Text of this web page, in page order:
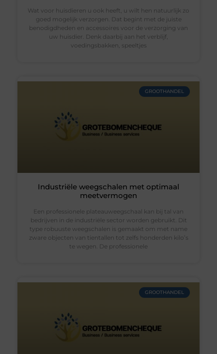
Wat voor huisdieren u ook heeft, u wilt hen natuurlijk zo
goed mogelijk verzorgen. Dat begint met de juiste
benodigdheden en accessoires voor de verzorging van
uw huisdier. Denk daarbij aan het verblijf,
voedingsbakken, speeltjes
GROOTHANDEL
Industriële weegschalen met optimaal
meetvermogen
Een professionele plateauweegschaal kan bij tal van
bedrijven in de industriële sector worden gebruikt. Dit
type robuuste weegschalen is gemaakt om met name
zware objecten van tientallen tot zelfs honderden kilo’s
te wegen. De professionele
GROOTHANDEL